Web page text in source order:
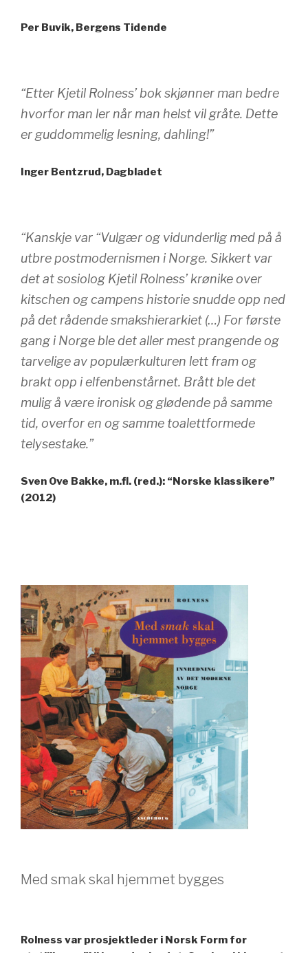
Per Buvik, Bergens Tidende
“Etter Kjetil Rolness’ bok skjønner man bedre
hvorfor man ler når man helst vil gråte. Dette
er guddommelig lesning, dahling!”
Inger Bentzrud, Dagbladet
“Kanskje var “Vulgær og vidunderlig med på å
utbre postmodernismen i Norge. Sikkert var
det at sosiolog Kjetil Rolness’ krønike over
kitschen og campens historie snudde opp ned
på det rådende smakshierarkiet (…) For første
gang i Norge ble det aller mest prangende og
tarvelige av populærkulturen lett fram og
brakt opp i elfenbenstårnet. Brått ble det
mulig å være ironisk og glødende på samme
tid, overfor en og samme toalettformede
telysestake.”
Sven Ove Bakke, m.fl. (red.): “Norske klassikere”
(2012)
Med smak skal hjemmet bygges
Rolness var prosjektleder i Norsk Form for